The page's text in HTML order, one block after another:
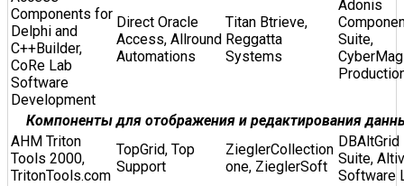
Components for
Delphi and
C++Builder,
CoRe Lab
Software
Development
Direct Oracle
Access, Allround
Automations
Titan Btrieve,
Reggatta
Systems
Adonis
Suite,
Компоненты для отображения и редактирования
AHM Triton
Tools 2000,
TritonTools.com
TopGrid, Top
Support
ZieglerCollection
one, ZieglerSoft
DBAltGrid
Suite,
Software